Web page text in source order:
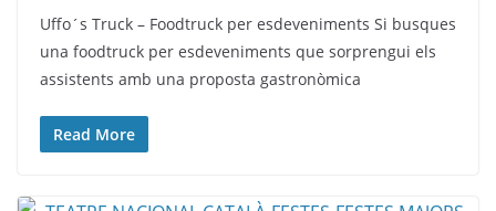
Uffo´s Truck – Foodtruck per esdeveniments Si busques
una foodtruck per esdeveniments que sorprengui els
assistents amb una proposta gastronòmica
Read More